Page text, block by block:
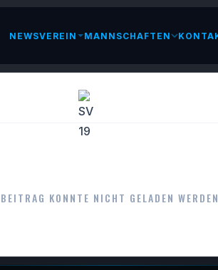
NEWSVEREIN MANNSCHAFTEN
BEITRAG KONNTE NICHT GELADEN WERDEN